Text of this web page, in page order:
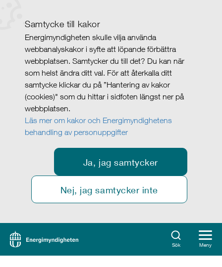
Samtycke till kakor
Energimyndigheten skulle vilja använda
webbanalyskakor i syfte att löpande förbättra
webbplatsen. Samtycker du till det? Du kan när
som helst ändra ditt val. För att återkalla ditt
samtycke klickar du på ”Hantering av kakor
(cookies)" som du hittar i sidfoten längst ner på
webbplatsen.
Läs mer om kakor och Energimyndighetens
behandling av personuppgifter
Ja, jag samtycker
Nej, jag samtycker inte
Sök Meny